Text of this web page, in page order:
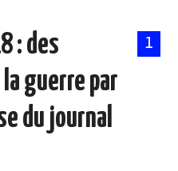
1
: des
guerre par
du journal